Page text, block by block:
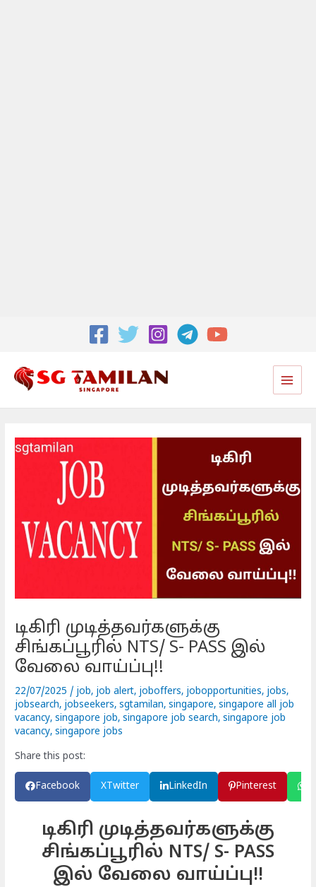
Main
டிகிரி முடித்தவர்களுக்கு
சிங்கப்பூரில் NTS/ S- PASS இல்
வேலை வாய்ப்பு!!
22/07/2025 / job, job alert, joboffers, jobopportunities, jobs,
jobsearch, jobseekers,sgtamilan,singapore,singapore all job
vacancy,singapore job,singapore job search,singapore job
vacancy,singapore jobs
Share this post:
Facebook XTwitter LinkedIn Pinterest
டிகிரி முடித்தவர்களுக்கு
சிங்கப்பூரில் NTS/ S- PASS
இல் வேலை வாய்ப்பு!!